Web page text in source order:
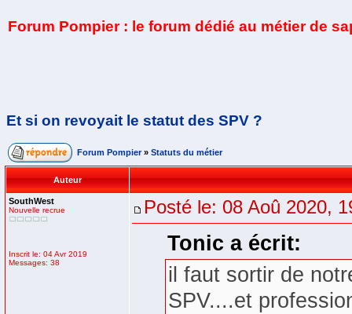
Forum Pompier : le forum dédié au métier de
Et si on revoyait le statut des SPV ?
Forum Pompier » Statuts du métier
Auteur
SouthWest
Nouvelle recrue
Inscrit le: 04 Avr 2019
Messages: 38
Posté le: 08 Aoû 2020,
Tonic a écrit:
il faut sortir de
SPV....et